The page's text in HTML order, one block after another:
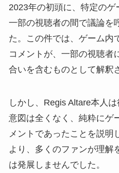
2023年の初頭に、特定の
一部の視聴者の間で議論を
た。この件では、ゲーム内
コメントが、一部の視聴者
合いを含むものとして解釈
しかし、Regis Altare本人
意図は全くなく、純粋にゲ
メントであったことを説明
より、多くのファンが理解
は発展しませんでした。